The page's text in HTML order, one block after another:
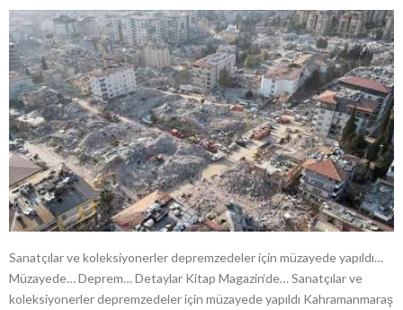
Sanatçılar ve koleksiyonerler depremzedeler için müzayede yapıldı…
Müzayede… Deprem… Detaylar Kitap Magazin‘de… Sanatçılar ve
koleksiyonerler depremzedeler için müzayede yapıldı Kahramanmaraş